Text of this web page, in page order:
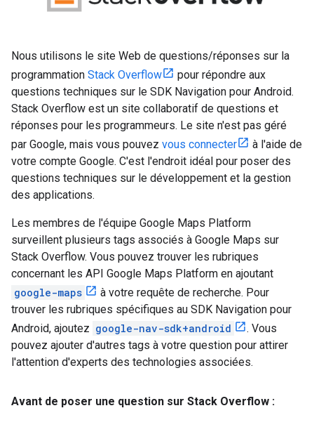
Nous utilisons le site Web de questions/réponses sur la
programmation Stack Overflow
pour répondre aux
questions techniques sur le SDK Navigation pour Android.
Stack Overflow est un site collaboratif de questions et
réponses pour les programmeurs. Le site n'est pas géré
par Google, mais vous pouvez vous connecter
à l'aide de
votre compte Google. C'est l'endroit idéal pour poser des
questions techniques sur le développement et la gestion
des applications.
Les membres de l'équipe Google Maps Platform
surveillent plusieurs tags associés à Google Maps sur
Stack Overflow. Vous pouvez trouver les rubriques
concernant les API Google Maps Platform en ajoutant
google-maps
à votre requête de recherche. Pour
trouver les rubriques spécifiques au SDK Navigation pour
Android, ajoutez google-nav-sdk+android
. Vous
pouvez ajouter d'autres tags à votre question pour attirer
l'attention d'experts des technologies associées.
Avant de poser une question sur Stack Overflow :